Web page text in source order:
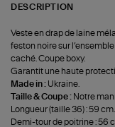
DESCRIPTION
Veste en drap de laine
feston noire sur
caché. Coupe boxy.
Garantit une haute
Made in : Ukraine.
Taille & Coupe : Notre
Longueur (taille 36) : 59 cm.
Demi-tour de poitrine : 56